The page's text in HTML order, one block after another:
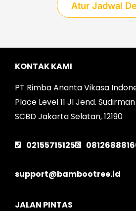
Atur Jadwal
KONTAK KAMI
PT Rimba Ananta Vikasa
Place Level 11 Jl Jend.
SCBD Jakarta Selatan, 12190
02155715125
support@bambootree.id
JALAN PINTAS